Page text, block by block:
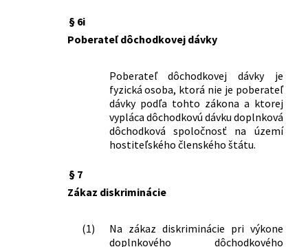
§ 6i
Poberateľ dôchodkovej dávky
Poberateľ dôchodkovej dávky je
fyzická osoba, ktorá nie je poberateľ
dávky podľa tohto zákona a ktorej
vypláca dôchodkovú dávku doplnková
dôchodková spoločnosť na území
hostiteľského členského štátu.
§ 7
Zákaz diskriminácie
(1)
Na zákaz diskriminácie pri výkone
doplnkového dôchodkového